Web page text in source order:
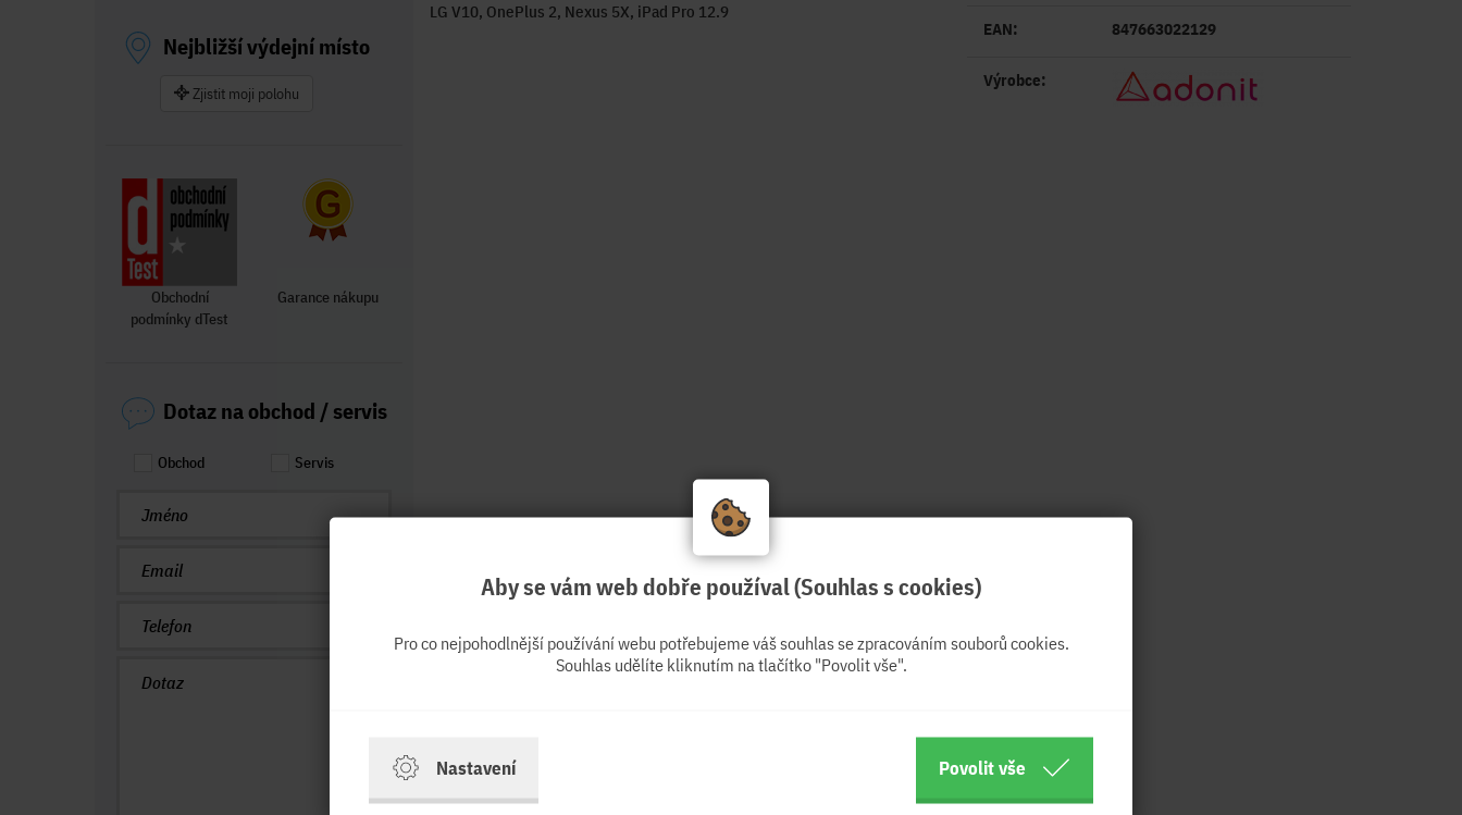
LG V10, OnePlus 2, Nexus 5X, iPad Pro 12.9
EAN: 847663022129
Výrobce:
Nejbližší výdejní místo
Zjistit moji polohu
Obchodní
podmínky dTest
Garance nákupu
Dotaz na obchod / servis
Obchod Servis
Aby se vám web dobře používal (Souhlas s cookies)
Pro co nejpohodlnější používání webu potřebujeme váš souhlas se zpracováním souborů cookies.
Souhlas udělíte kliknutím na tlačítko "Povolit vše".
Nastavení Povolit vše